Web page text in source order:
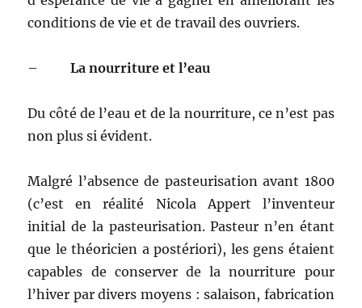
conditions de vie et de travail des ouvriers.
–La nourriture et l’eau
Du côté de l’eau et de la nourriture, ce n’est pas
non plus si évident.
Malgré l’absence de pasteurisation avant 1800
(c’est en réalité Nicola Appert l’inventeur
initial de la pasteurisation. Pasteur n’en étant
que le théoricien a postériori), les gens étaient
capables de conserver de la nourriture pour
l’hiver par divers moyens : salaison, fabrication